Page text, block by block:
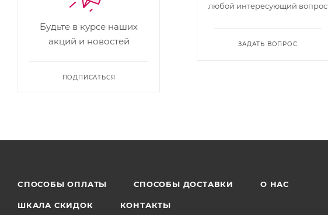
любой интересующий вопрос
ЗАДАТЬ ВОПРОС
Будьте в курсе наших
акций и новостей
ПОДПИСАТЬСЯ
CПОСОБЫ ОПЛАТЫ СПОСОБЫ ДОСТАВКИ О НАС
ШКАЛА СКИДОК КОНТАКТЫ